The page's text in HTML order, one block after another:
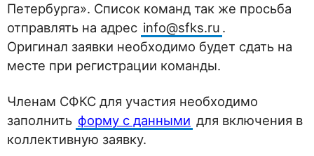
Петербурга». Список команд так же просьба
отправлять на адрес info@sfks.ru .
Оригинал заявки необходимо будет сдать на
месте при регистрации команды.
Членам СФКС для участия необходимо
заполнить форму с данными для включения в
коллективную заявку.